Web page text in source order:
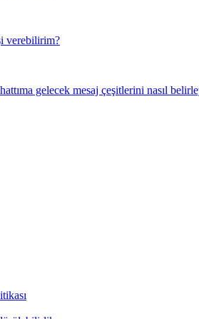
verebilirim?
gelecek mesaj çeşitlerini nasıl